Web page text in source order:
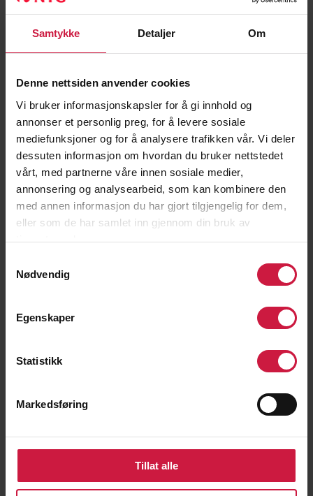
Samtykke Detaljer Om
Denne nettsiden anvender cookies
Vi bruker informasjonskapsler for å gi innhold og
annonser et personlig preg, for å levere sosiale
mediefunksjoner og for å analysere trafikken vår. Vi deler
dessuten informasjon om hvordan du bruker nettstedet
vårt, med partnerne våre innen sosiale medier,
annonsering og analysearbeid, som kan kombinere den
med annen informasjon du har gjort tilgjengelig for dem,
eller som de har samlet inn gjennom din bruk av
tjenestene deres.
Nødvendig
Egenskaper
Statistikk
Markedsføring
Tillat alle
# Grundsving: Eleven utfører en stabil og
kontrollert grunnsving med riktig rytme og
balanse gjennom hele bevegelsen.
# GOBBS-prinsippene: Eleven anvender
korrekt grep, oppstilling, balanse,
ballplassering og sikte i utførelsen av slag.
# Forskjellige slagtyper: Eleven behersker
driver, jernslag, putt, chip, wedge og
bunkerslag med hensiktsmessig teknikk og
presisjon.
Taktiske ferdigheter:
# Forståelse for banestrategi, strategiske
vurderinger og gameplan
Spill på høyeste nivå i og utenfor Norge
4-5 poeng
1-3 poeng
3. Skolekarakterer